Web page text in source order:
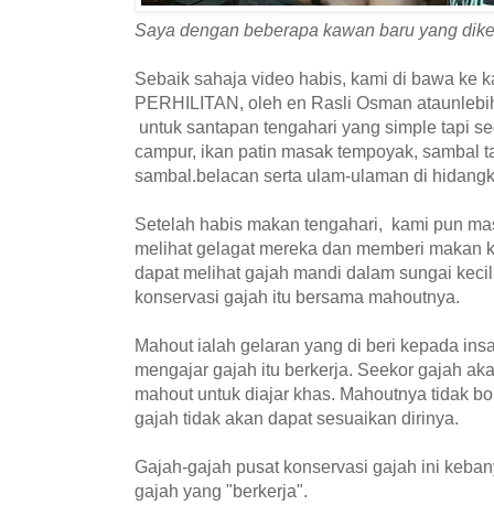
Saya dengan beberapa kawan baru yang
Sebaik sahaja video habis, kami di bawa ke
PERHILITAN, oleh en Rasli Osman
untuk santapan tengahari yang simple tapi
campur, ikan patin masak tempoyak, sambal
sambal.belacan serta ulam-ulaman di
Setelah habis makan tengahari, kami pun
melihat gelagat mereka dan memberi makan
dapat melihat gajah mandi dalam sungai
konservasi gajah itu bersama mahoutnya.
Mahout ialah gelaran yang di beri kepada
mengajar gajah itu berkerja. Seekor gajah
mahout untuk diajar khas. Mahoutnya tidak
gajah tidak akan dapat sesuaikan dirinya.
Gajah-gajah pusat konservasi gajah ini
gajah yang "berkerja".